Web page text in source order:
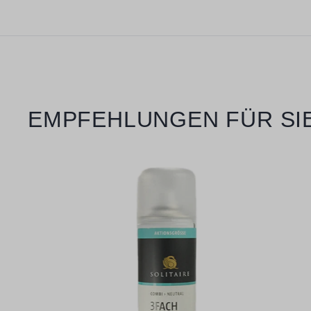
Produktgalerie überspringen
EMPFEHLUNGEN FÜR